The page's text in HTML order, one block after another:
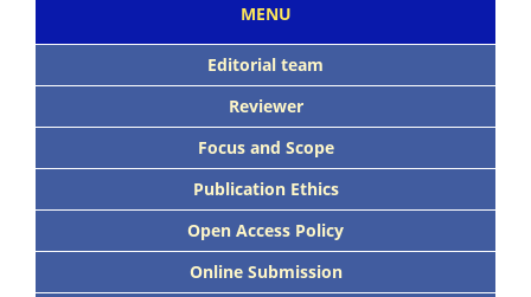
MENU
Editorial team
Reviewer
Focus and Scope
Publication Ethics
Open Access Policy
Online Submission